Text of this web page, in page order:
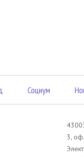
Социум
3,